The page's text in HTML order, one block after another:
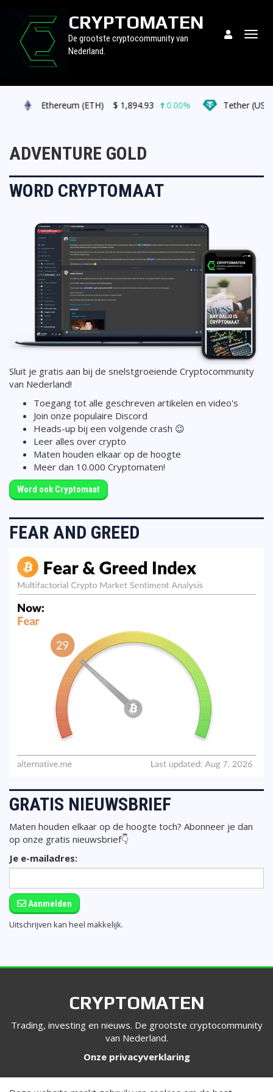
CRYPTOMATEN
De grootste cryptocommunity van
Nederland.
Ethereum (ETH) $1,894.93 0.00% Tether
ADVENTURE GOLD
WORD CRYPTOMAAT
Sluit je gratis aan bij de snelstgroeiende Cryptocommunity
van Nederland!
Toegang tot alle geschreven artikelen en video's
Join onze populaire Discord
Heads-up bij een volgende crash 😉
Leer alles over crypto
Maten houden elkaar op de hoogte
Meer dan 10.000 Cryptomaten!
Word ook Cryptomaat
FEAR AND GREED
GRATIS NIEUWSBRIEF
Maten houden elkaar op de hoogte toch? Abonneer je dan
op onze gratis nieuwsbrief👇
Je e-mailadres:
Aanmelden
Uitschrijven kan heel makkelijk.
CRYPTOMATEN
Trading, investing en nieuws. De grootste cryptocommunity
van Nederland.
Onze privacyverklaring
VOLG ONS